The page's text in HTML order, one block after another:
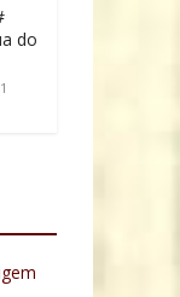
do